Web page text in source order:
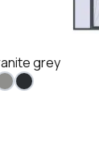
grey